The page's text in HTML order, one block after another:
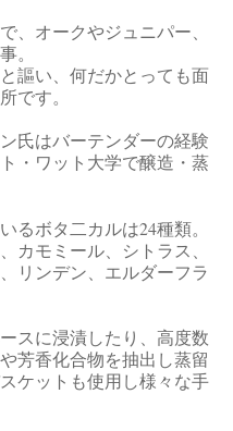
、オークやジュニパー、
。
謳い、何だかとっても面
です。
氏はバーテンダーの経験
・ワット大学で醸造・蒸
るボタ二カルは24種類。
カモミール、シトラス、
リンデン、エルダーフラ
スに浸漬したり、高度数
芳香化合物を抽出し蒸留
ケットも使用し様々な手